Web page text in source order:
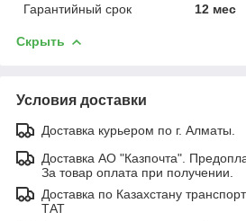
Гарантийный срок
12 мес
Скрыть
Условия доставки
Доставка курьером по г. Алматы.
Доставка АО "Казпочта".
За товар оплата при получении.
Доставка по Казахстану
ТАТ